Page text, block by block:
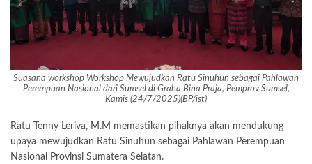
Suasana workshop Workshop Mewujudkan Ratu Sinuhun sebagai Pahlawan
Perempuan Nasional dari Sumsel di Graha Bina Praja, Pemprov Sumsel,
Kamis (24/7/2025)(BP/ist)
Ratu Tenny Leriva, M.M memastikan pihaknya akan mendukung
upaya mewujudkan Ratu Sinuhun sebagai Pahlawan Perempuan
Nasional Provinsi Sumatera Selatan.